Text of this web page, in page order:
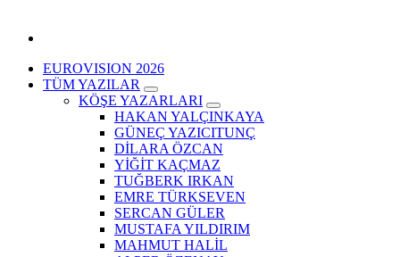
EUROVISION 2026
TÜM YAZILAR
KÖŞE YAZARLARI
HAKAN YALÇINKAYA
GÜNEÇ YAZICITUNÇ
DİLARA ÖZCAN
YİĞİT KAÇMAZ
TUĞBERK IRKAN
EMRE TÜRKSEVEN
SERCAN GÜLER
MUSTAFA YILDIRIM
MAHMUT HALİL